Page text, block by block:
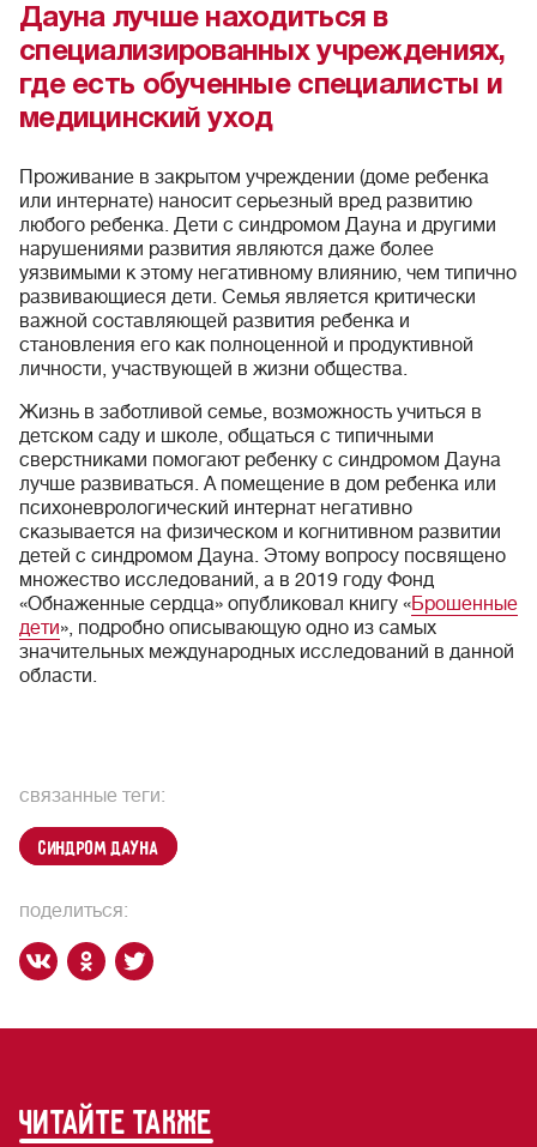
Дауна лучше находиться в
специализированных учреждениях,
где есть обученные специалисты и
медицинский уход
Проживание в закрытом учреждении (доме ребенка
или интернате) наносит серьезный вред развитию
любого ребенка. Дети с синдромом Дауна и другими
нарушениями развития являются даже более
уязвимыми к этому негативному влиянию, чем типично
развивающиеся дети. Семья является критически
важной составляющей развития ребенка и
становления его как полноценной и продуктивной
личности, участвующей в жизни общества.
Жизнь в заботливой семье, возможность учиться в
детском саду и школе, общаться с типичными
сверстниками помогают ребенку с синдромом Дауна
лучше развиваться. А помещение в дом ребенка или
психоневрологический интернат негативно
сказывается на физическом и когнитивном развитии
детей с синдромом Дауна. Этому вопросу посвящено
множество исследований, а в 2019 году Фонд
«Обнаженные сердца» опубликовал книгу «Брошенные
дети», подробно описывающую одно из самых
значительных международных исследований в данной
области.
поделиться:
связанные теги:
синдром Дауна
читайте также